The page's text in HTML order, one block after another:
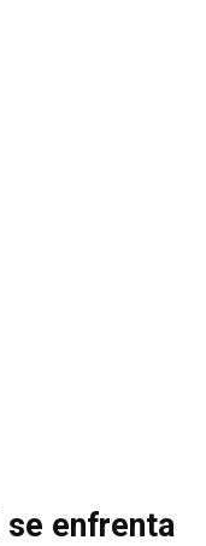
se enfrenta